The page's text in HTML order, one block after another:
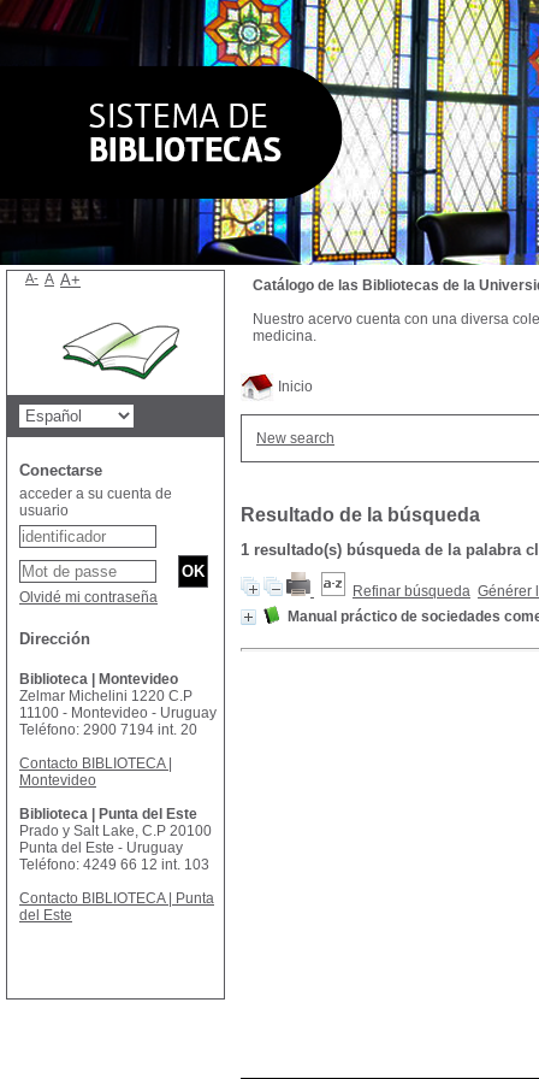
Inicio
New search
Resultado de la búsqueda
1 resultado(s) búsqueda de la palabra
Refinar búsqueda Générer
Manual práctico de sociedades
Catálogo de las Bibliotecas de la
Nuestro acervo cuenta con una diversa
medicina.
A- A A+
Conectarse
acceder a su cuenta de
usuario
Olvidé mi contraseña
Dirección
Biblioteca | Montevideo
Zelmar Michelini 1220 C.P
11100 - Montevideo - Uruguay
Teléfono: 2900 7194 int. 20
Contacto BIBLIOTECA |
Montevideo
Biblioteca | Punta del Este
Prado y Salt Lake, C.P 20100
Punta del Este - Uruguay
Teléfono: 4249 66 12 int. 103
Contacto BIBLIOTECA | Punta
del Este